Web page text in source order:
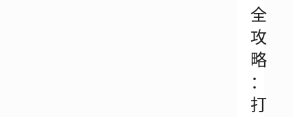
全
攻
略
：
打